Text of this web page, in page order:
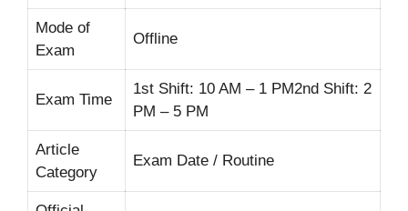
Mode of
Exam
Offline
Exam Time
1st Shift: 10 AM – 1 PM2nd Shift: 2
PM – 5 PM
Article
Category
Exam Date / Routine